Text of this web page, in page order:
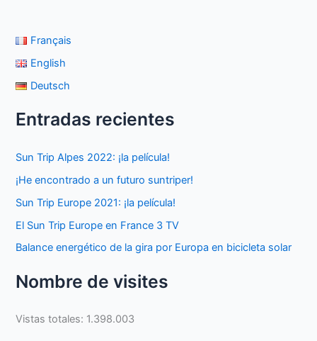
Français
English
Deutsch
Entradas recientes
Sun Trip Alpes 2022: ¡la película!
¡He encontrado a un futuro suntriper!
Sun Trip Europe 2021: ¡la película!
El Sun Trip Europe en France 3 TV
Balance energético de la gira por Europa en bicicleta solar
Nombre de visites
Vistas totales: 1.398.003